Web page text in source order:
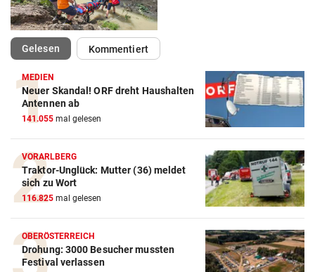
Gelesen(ausgewählt)Kommentiert
MEDIEN
Neuer Skandal! ORF dreht Haushalten
Antennen ab
141.055 mal gelesen
VORARLBERG
Traktor-Unglück: Mutter (36) meldet
sich zu Wort
116.825 mal gelesen
OBERÖSTERREICH
Drohung: 3000 Besucher mussten
Festival verlassen